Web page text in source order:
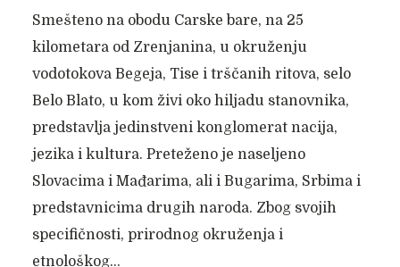
Smešteno na obodu Carske bare, na 25
kilometara od Zrenjanina, u okruženju
vodotokova Begeja, Tise i trščanih ritova, selo
Belo Blato, u kom živi oko hiljadu stanovnika,
predstavlja jedinstveni konglomerat nacija,
jezika i kultura. Preteženo je naseljeno
Slovacima i Mađarima, ali i Bugarima, Srbima i
predstavnicima drugih naroda. Zbog svojih
specifičnosti, prirodnog okruženja i
etnološkog...